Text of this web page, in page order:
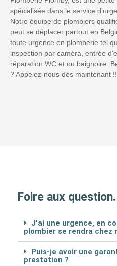
spécialisée dans le service
Notre équipe de plombiers
peut se déplacer partout en
toute urgence en plomberie tel
inspection par caméra, entrée
réparation WC et ou baignoire.
? Appelez-nous dès maintenant
Foire aux question.
J'ai une urgence, en
plombier se rendra chez
Puis-je avoir une
prestation ?